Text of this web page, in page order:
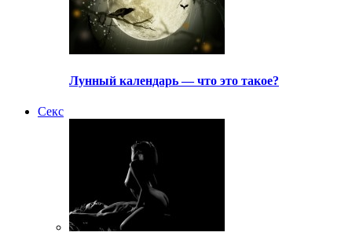
Лунный календарь — что это такое?
Секс